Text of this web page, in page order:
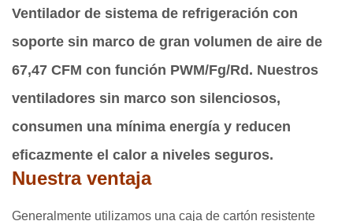
Ventilador de sistema de refrigeración con
soporte sin marco de gran volumen de aire de
67,47 CFM con función PWM/Fg/Rd. Nuestros
ventiladores sin marco son silenciosos,
consumen una mínima energía y reducen
eficazmente el calor a niveles seguros.
Nuestra ventaja
Generalmente utilizamos una caja de cartón resistente